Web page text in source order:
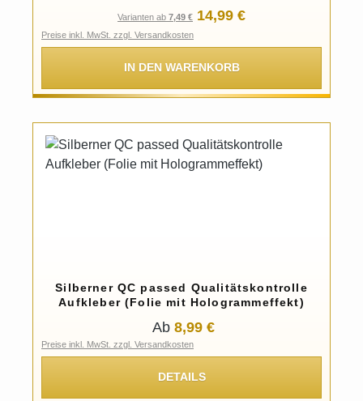
Varianten ab 7,49 € Regulärer Preis:
14,99 €
Preise inkl. MwSt. zzgl. Versandkosten
IN DEN WARENKORB
Silberner QC passed Qualitätskontrolle
Aufkleber (Folie mit Hologrammeffekt)
Regulärer Preis:
Ab 8,99 €
Preise inkl. MwSt. zzgl. Versandkosten
DETAILS